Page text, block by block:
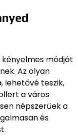
módját
Az olyan
, lehetővé teszik,
a város
népszerűek a
és